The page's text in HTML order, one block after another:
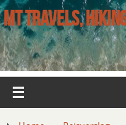
MT TRAVELS,